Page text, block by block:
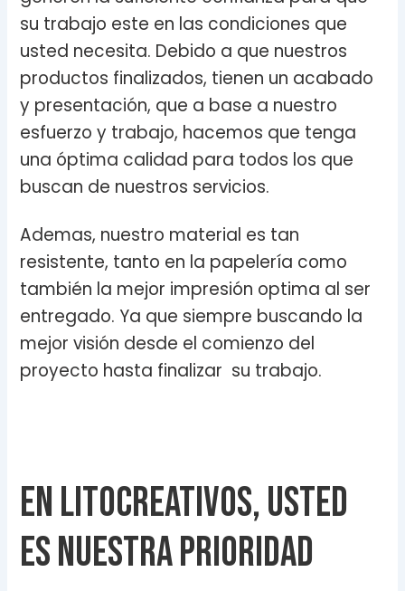
su trabajo este en las condiciones que
usted necesita. Debido a que nuestros
productos finalizados, tienen un acabado
y presentación, que a base a nuestro
esfuerzo y trabajo, hacemos que tenga
una óptima calidad para todos los que
buscan de nuestros servicios.
Ademas, nuestro material es tan
resistente, tanto en la papelería como
también la mejor impresión optima al ser
entregado. Ya que siempre buscando la
mejor visión desde el comienzo del
proyecto hasta finalizar su trabajo.
En litocreativos, usted
es nuestra prioridad